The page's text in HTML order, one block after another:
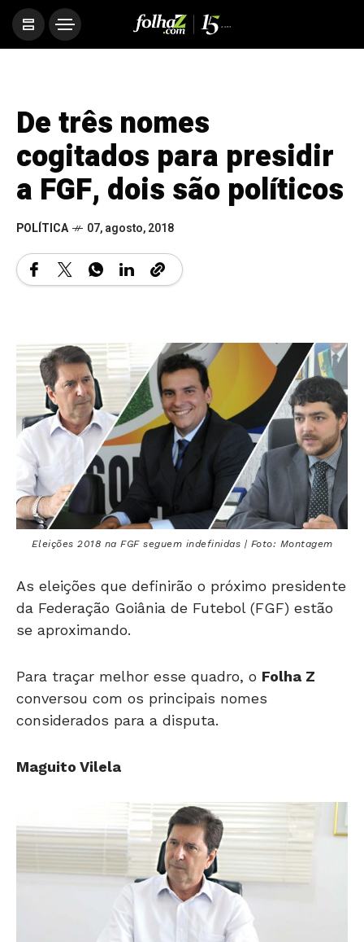
De três nomes
cogitados para presidir
a FGF, dois são políticos
POLÍTICA 07, agosto, 2018
Eleições 2018 na FGF seguem indefinidas | Foto: Montagem
As eleições que definirão o próximo presidente
da Federação Goiânia de Futebol (FGF) estão
se aproximando.
Para traçar melhor esse quadro, o Folha Z
conversou com os principais nomes
considerados para a disputa.
Maguito Vilela